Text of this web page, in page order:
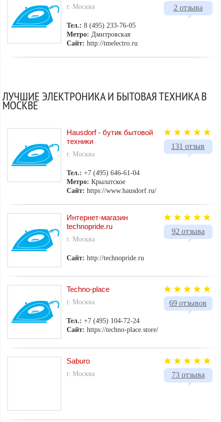
2 отзыва
г. Москва
Тел.:8 (495) 233-76-05
Метро: Дмитровская
Сайт: http://tmelectro.ru
ЛУЧШИЕ ЭЛЕКТРОНИКА И БЫТОВАЯ ТЕХНИКА В
МОСКВЕ
131 отзыв
Hausdorf - бутик бытовой
техники
г. Москва
Тел.:+7 (495) 646-61-04
Метро:Крылатское
Сайт: https://www.hausdorf.ru/
92 отзыва
Интернет-магазин
technopride.ru
г. Москва
Сайт: http://technopride.ru
69 отзывов
Techno-place
г. Москва
Тел.:+7 (495) 104-72-24
Сайт: https://techno-place.store/
73 отзыва
Saburo
г. Москва